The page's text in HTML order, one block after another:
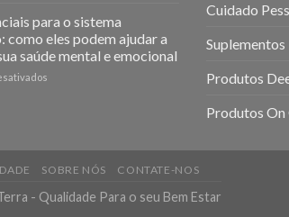
e
Melhorar
o
Bem-
Óleo
Essencial
para o sistema
como eles podem ajudar a
saúde mental e emocional
sistema
neurológico:
eles
Cuidado
Suplementos
Produtos
Produtos On
SOBRE NÓS CONTATE-NOS
- Qualidade Para o seu Bem Estar